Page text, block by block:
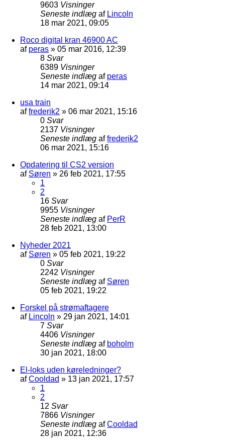
9603 Visninger
Seneste indlæg af Lincoln
18 mar 2021, 09:05
Roco digital kran 46900 AC
af peras » 05 mar 2016, 12:39
8 Svar
6389 Visninger
Seneste indlæg af peras
14 mar 2021, 09:14
usa train
affrederik2 » 06 mar 2021, 15:16
0 Svar
2137 Visninger
Seneste indlæg affrederik2
06 mar 2021, 15:16
Opdatering til CS2 version
af Søren » 26 feb 2021, 17:55
1
2
16 Svar
9955 Visninger
Seneste indlæg af PerR
28 feb 2021, 13:00
Nyheder 2021
af Søren » 05 feb 2021, 19:22
0 Svar
2242 Visninger
Seneste indlæg af Søren
05 feb 2021, 19:22
Forskel på strømaftagere
af Lincoln » 29 jan 2021, 14:01
7 Svar
4406 Visninger
Seneste indlæg af boholm
30 jan 2021, 18:00
El-loks uden køreledninger?
afCooldad » 13 jan 2021, 17:57
1
2
12 Svar
7866 Visninger
Seneste indlæg afCooldad
28 jan 2021, 12:36